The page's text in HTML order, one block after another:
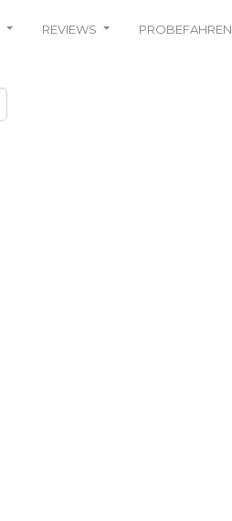
REVIEWS PROBEFAHREN